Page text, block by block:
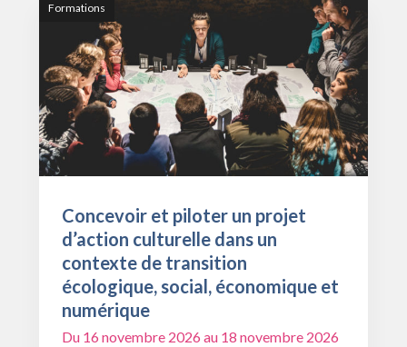
Formations
Concevoir et piloter un projet
d’action culturelle dans un
contexte de transition
écologique, social, économique et
numérique
Du 16 novembre 2026 au 18 novembre 2026